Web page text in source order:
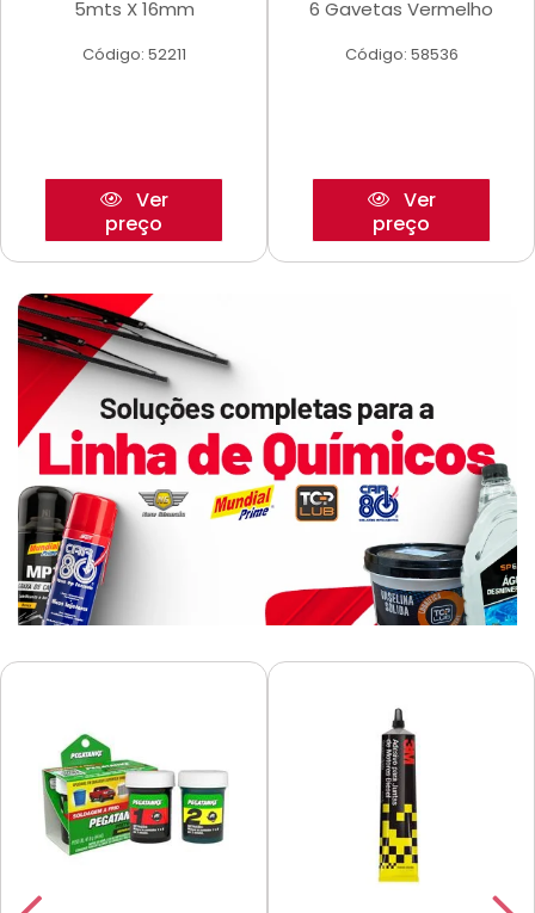
5mts X 16mm
Código: 52211
Ver
preço
6 Gavetas Vermelho
Código: 58536
Ver
preço